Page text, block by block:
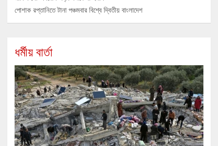
পোশাক রপ্তানিতে টানা পঞ্চমবার বিশ্বে দ্বিতীয় বাংলাদেশ
ধর্মীয় বার্তা